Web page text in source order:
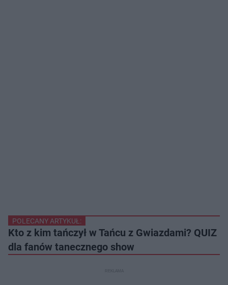
POLECANY ARTYKUŁ:
Kto z kim tańczył w Tańcu z Gwiazdami? QUIZ
dla fanów tanecznego show